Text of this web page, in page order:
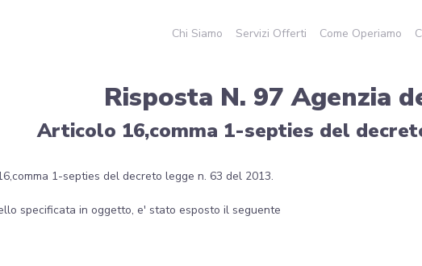
Chi Siamo Servizi Offerti Come Operiamo
Risposta N. 97 Agenzia
Articolo 16,comma 1-septies del
1-septies del decreto legge n. 63 del 2013.
specificata in oggetto, e' stato esposto il seguente